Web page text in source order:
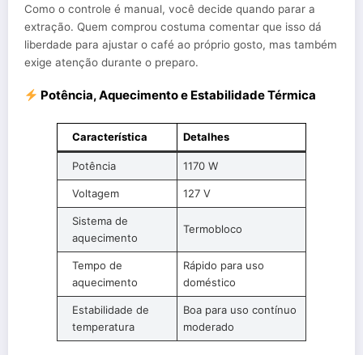
Como o controle é manual, você decide quando parar a
extração. Quem comprou costuma comentar que isso dá
liberdade para ajustar o café ao próprio gosto, mas também
exige atenção durante o preparo.
Potência, Aquecimento e Estabilidade Térmica
Característica Detalhes
Potência 1170 W
Voltagem 127 V
Sistema de
aquecimento
Termobloco
Tempo de
aquecimento
Rápido para uso
doméstico
Estabilidade de
temperatura
Boa para uso contínuo
moderado